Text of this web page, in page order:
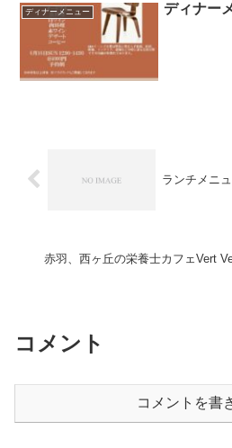
ディナーメニュー ディナー
ランチメニ
赤羽、西ヶ丘の栄養士カフェVert
コメント
コメントを書